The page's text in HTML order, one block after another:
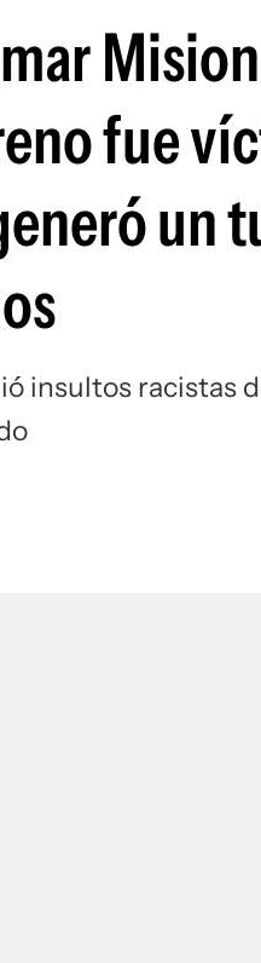
fue
un
insultos racistas